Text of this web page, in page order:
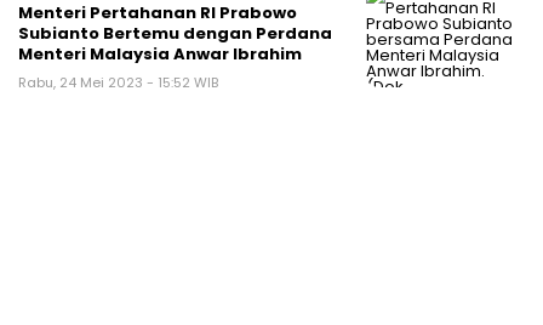
Menteri Pertahanan RI Prabowo
Subianto Bertemu dengan Perdana
Menteri Malaysia Anwar Ibrahim
Rabu, 24 Mei 2023 - 15:52 WIB